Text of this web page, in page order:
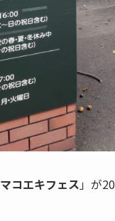
マコエキフェス 」が